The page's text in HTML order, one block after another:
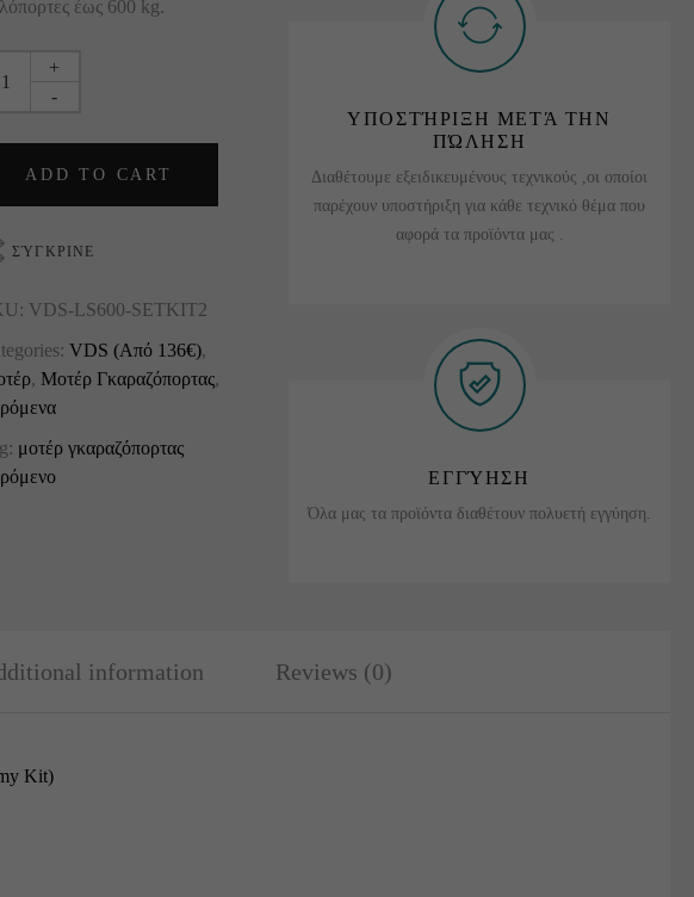
έως 600 kg.
-
+
ADD TO CART
ΣΎΓΚΡΙΝΕ
VDS-LS600-SETKIT2
VDS (Από 136€),
, Μοτέρ Γκαραζόπορτας,
μοτέρ γκαραζόπορτας
ΥΠΟΣΤΉΡΙΞΗ ΜΕΤΆ ΤΗΝ
ΠΏΛΗΣΗ
Διαθέτουμε εξειδικευμένους τεχνικούς ,οι οποίοι
παρέχουν υποστήριξη για κάθε τεχνικό θέμα που
αφορά τα προϊόντα μας .
ΕΓΓΎΗΣΗ
Όλα μας τα προϊόντα διαθέτουν πολυετή εγγύηση.
information Reviews (0)
Kit)